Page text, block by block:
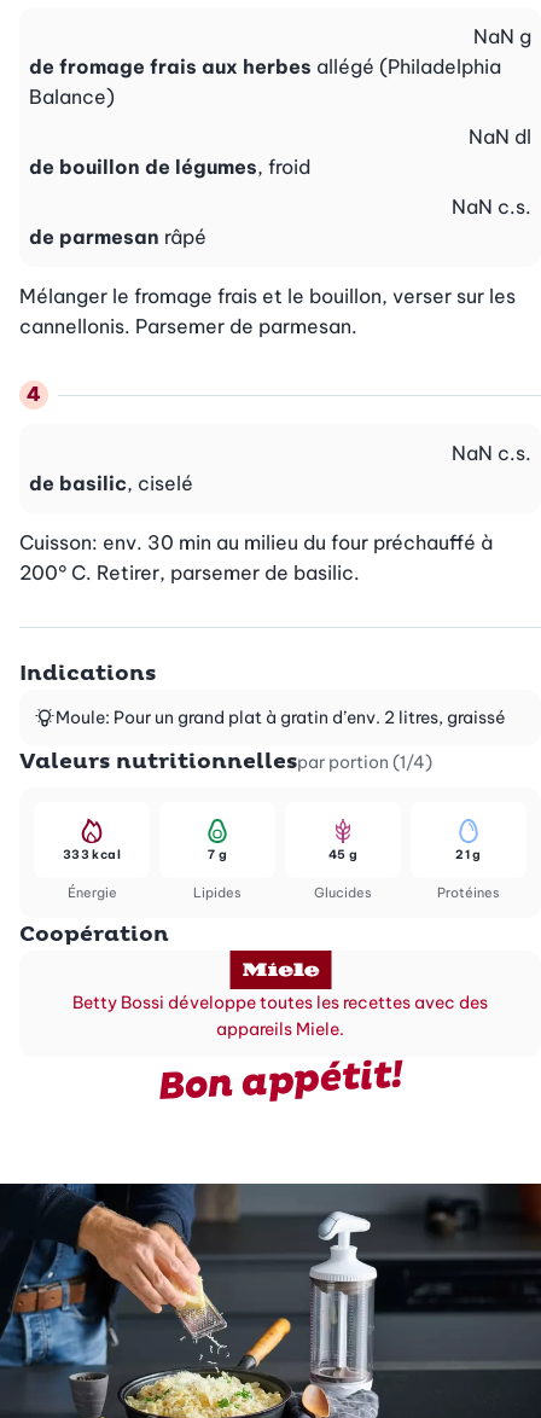
de fromage frais aux herbes allégé (Philadelphia
Balance)
NaN g
de bouillon de légumes, froid
NaN dl
de parmesan râpé
NaN c.s.
Mélanger le fromage frais et le bouillon, verser sur les
cannellonis. Parsemer de parmesan.
de basilic, ciselé
NaN c.s.
Cuisson: env. 30 min au milieu du four préchauffé à
200° C. Retirer, parsemer de basilic.
Indications
Moule: Pour un grand plat à gratin d’env. 2 litres, graissé
Valeurs nutritionnellespar portion (1/4)
Énergie
333 kcal
Lipides
7 g
Glucides
45 g
Protéines
21 g
Coopération
Betty Bossi développe toutes les recettes avec des
appareils Miele.
Bon appétit!